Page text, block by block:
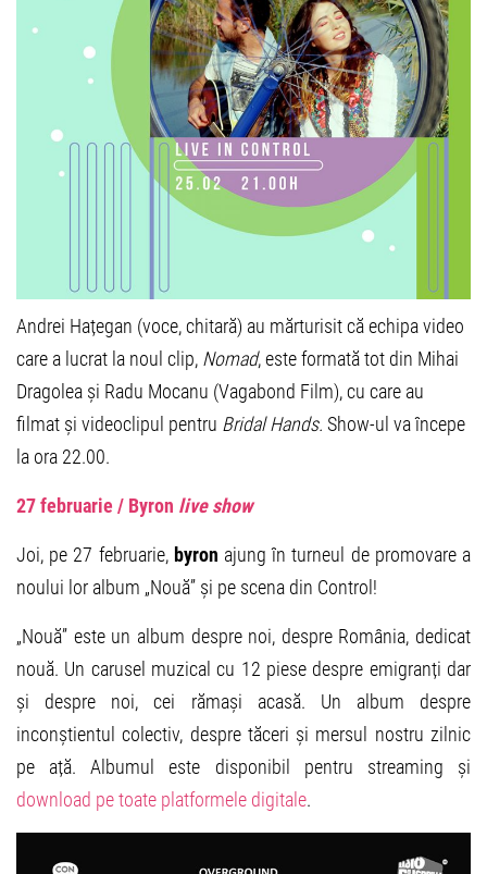
Andrei Hațegan (voce, chitară) au mărturisit că echipa video
care a lucrat la noul clip, Nomad, este formată tot din Mihai
Dragolea și Radu Mocanu (Vagabond Film), cu care au
filmat și videoclipul pentru Bridal Hands. Show-ul va începe
la ora 22.00.
27 februarie / Byron live show
Joi, pe 27 februarie, byron ajung în turneul de promovare a
noului lor album „Nouă” și pe scena din Control!
„Nouă” este un album despre noi, despre România, dedicat
nouă. Un carusel muzical cu 12 piese despre emigranți dar
și despre noi, cei rămași acasă. Un album despre
inconștientul colectiv, despre tăceri și mersul nostru zilnic
pe ață. Albumul este disponibil pentru streaming și
download pe toate platformele digitale.